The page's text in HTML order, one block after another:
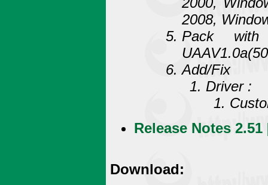
2008,
Pack with
Add/Fix
Driver :
Release Notes
Download: